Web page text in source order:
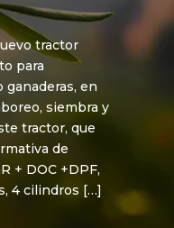
tractor
para
en
siembra y
tractor, que
de
+ DOC +DPF,
4 cilindros […]